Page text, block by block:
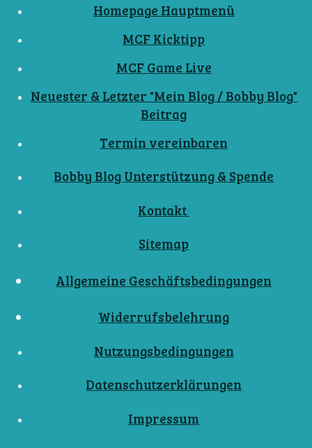
Homepage Hauptmenü
MCF Kicktipp
MCF Game Live
Neuester & Letzter "Mein Blog / Bobby Blog"
Beitrag
Termin vereinbaren
Bobby Blog Unterstützung & Spende
Kontakt
Sitemap
Allgemeine Geschäftsbedingungen
Widerrufsbelehrung
Nutzungsbedingungen
Datenschutzerklärungen
Impressum